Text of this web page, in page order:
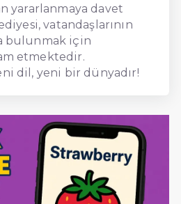
yararlanmaya davet
vatandaşlarının
bulunmak için
etmektedir.
dil, yeni bir dünyadır!